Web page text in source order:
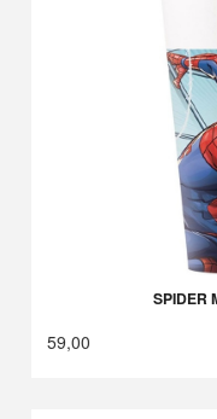
SPIDER
59,00